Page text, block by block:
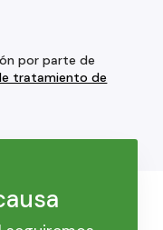
por parte de
tratamiento de